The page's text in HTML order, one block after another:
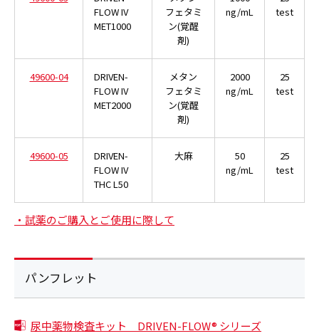
FLOW IV
MET1000
フェタミ
ン(覚醒
剤)
ng/mL
test
49600-04
DRIVEN-
FLOW IV
MET2000
メタン
フェタミ
ン(覚醒
剤)
2000
ng/mL
25
test
49600-05
DRIVEN-
FLOW IV
THC L50
大麻
50
ng/mL
25
test
・試薬のご購入とご使用に際して
パンフレット
尿中薬物検査キット DRIVEN-FLOW® シリーズ